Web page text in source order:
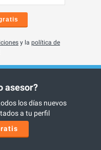
y la política de
asesor?
los días nuevos
a tu perfil